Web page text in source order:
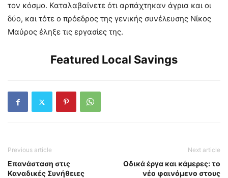
τον κόσμο. Καταλαβαίνετε ότι αρπάχτηκαν άγρια και οι
δύο, και τότε ο πρόεδρος της γενικής συνέλευσης Νίκος
Μαύρος έληξε τις εργασίες της.
Featured Local Savings
Previous article
Επανάσταση στις
Καναδικές Συνήθειες
Next article
Οδικά έργα και κάμερες: το
νέο φαινόμενο στους